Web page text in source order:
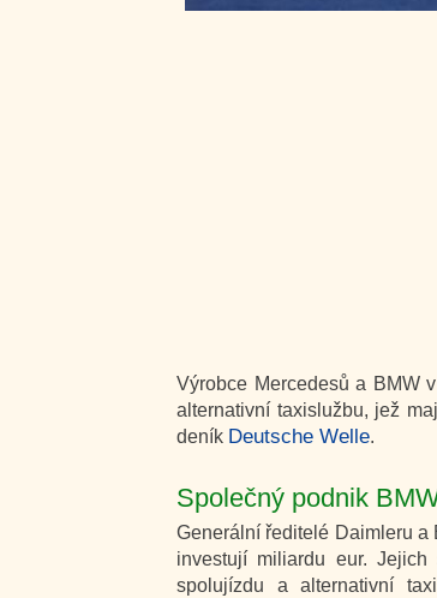
Výrobce Mercedesů a BMW
alternativní taxislužbu, jež
deník Deutsche Welle.
Společný podnik
Generální ředitelé Daimleru a
investují miliardu eur.
spolujízdu a alternativní